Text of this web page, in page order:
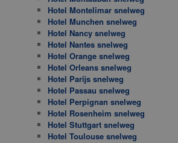
Hotel Montelimar snelweg
Hotel Munchen snelweg
Hotel Nancy snelweg
Hotel Nantes snelweg
Hotel Orange snelweg
Hotel Orleans snelweg
Hotel Parijs snelweg
Hotel Passau snelweg
Hotel Perpignan snelweg
Hotel Rosenheim snelweg
Hotel Stuttgart snelweg
Hotel Toulouse snelweg